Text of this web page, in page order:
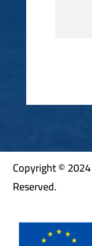
Copyright ©
Reserved.